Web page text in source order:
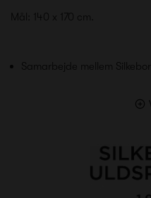
Mål: 140 x 170 cm.
Samarbejde mellem